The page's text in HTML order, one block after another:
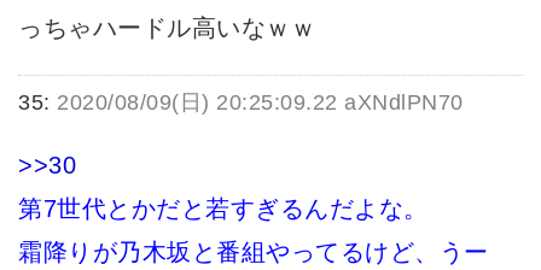
っちゃハードル高いなｗｗ
35: 2020/08/09(日) 20:25:09.22 aXNdlPN70
>>30
第7世代とかだと若すぎるんだよな。
霜降りが乃木坂と番組やってるけど、うー